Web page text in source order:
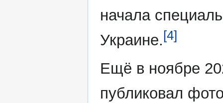
начала
Украине.[4]
Ещё в ноябре
публиковал